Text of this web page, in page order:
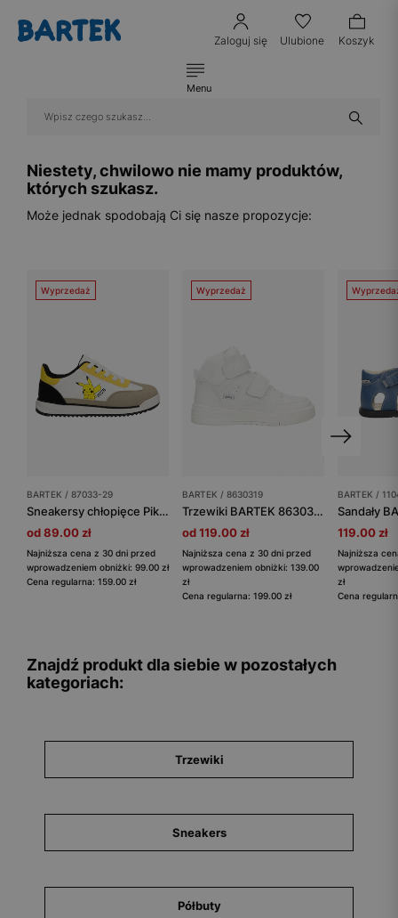
Zaloguj się Ulubione Koszyk
Menu
Niestety, chwilowo nie mamy produktów,
których szukasz.
Może jednak spodobają Ci się nasze propozycje:
Wyprzedaż
BARTEK / 87033-29
Sneakersy chłopięce Pikachu BARTEK 87033-29
od 89.00 zł
Najniższa cena z 30 dni przed
wprowadzeniem obniżki: 99.00 zł
Cena regularna: 159.00 zł
Wyprzedaż
BARTEK / 8630319
Trzewiki BARTEK 86303-19, biały
od 119.00 zł
Najniższa cena z 30 dni przed
wprowadzeniem obniżki: 139.00
zł
Cena regularna: 199.00 zł
BARTEK /
119.00 zł
Najniższa
zł
Cena
Znajdź produkt dla siebie w pozostałych
kategoriach:
Trzewiki
Sneakers
Półbuty